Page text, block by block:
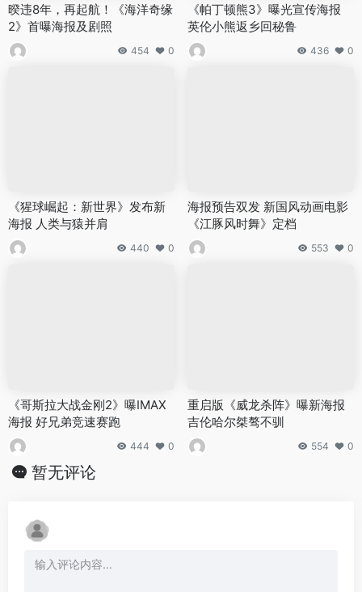
暌违8年，再起航！《海洋奇缘
2》首曝海报及剧照
454 0
《帕丁顿熊3》曝光宣传海报
英伦小熊返乡回秘鲁
436 0
《猩球崛起：新世界》发布新
海报 人类与猿并肩
440 0
海报预告双发 新国风动画电影
《江豚风时舞》定档
553 0
《哥斯拉大战金刚2》曝IMAX
海报 好兄弟竞速赛跑
444 0
重启版《威龙杀阵》曝新海报
吉伦哈尔桀骜不驯
554 0
暂无评论